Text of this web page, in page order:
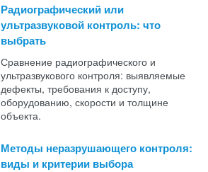
Радиографический или
ультразвуковой контроль: что
выбрать
Сравнение радиографического и
ультразвукового контроля: выявляемые
дефекты, требования к доступу,
оборудованию, скорости и толщине
объекта.
Методы неразрушающего контроля:
виды и критерии выбора